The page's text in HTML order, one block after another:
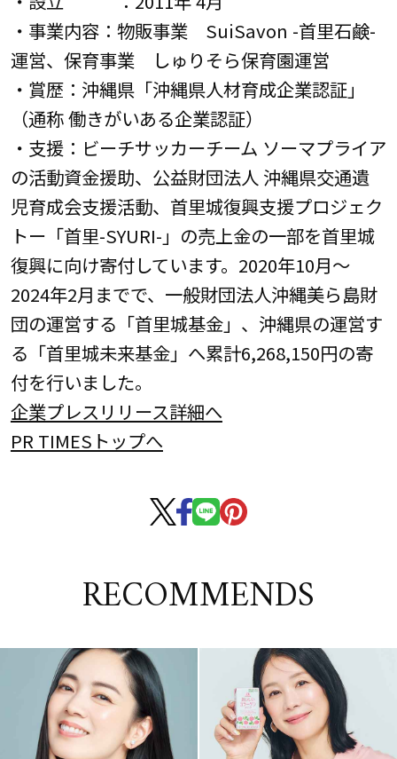
・事業内容：物販事業 SuiSavon -首里石鹸-
運営、保育事業 しゅりそら保育園運営
・賞歴：沖縄県「沖縄県人材育成企業認証」
（通称 働きがいある企業認証）
・支援：ビーチサッカーチーム ソーマプライア
の活動資金援助、公益財団法人 沖縄県交通遺
児育成会支援活動、首里城復興支援プロジェク
トー「首里-SYURI-」の売上金の一部を首里城
復興に向け寄付しています。2020年10月～
2024年2月までで、一般財団法人沖縄美ら島財
団の運営する「首里城基金」、沖縄県の運営す
る「首里城未来基金」へ累計6,268,150円の寄
付を行いました。
企業プレスリリース詳細へ
PR TIMESトップへ
RECOMMENDS